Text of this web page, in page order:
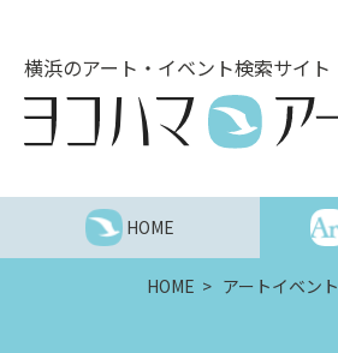
横浜のアート・イベント検索サイト
HOME
HOME アートイベント